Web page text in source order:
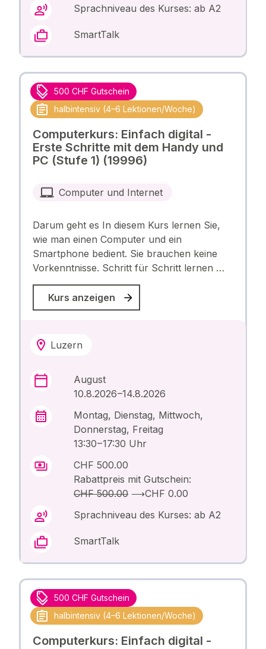
Sprachniveau des Kurses: ab A2
SmartTalk
500 CHF Gutschein
halbintensiv (4–6 Lektionen/Woche)
Computerkurs: Einfach digital -
Erste Schritte mit dem Handy und
PC (Stufe 1) (19996)
Computer und Internet
Darum geht es In diesem Kurs lernen Sie,
wie man einen Computer und ein
Smartphone bedient. Sie brauchen keine
Vorkenntnisse. Schritt für Schritt lernen …
Kurs anzeigen
Luzern
August
10.8.2026 –14.8.2026
Montag, Dienstag, Mittwoch,
Donnerstag, Freitag
13:30 – 17:30 Uhr
CHF 500.00
Rabattpreis mit Gutschein:
CHF 500.00⟶CHF 0.00
Sprachniveau des Kurses: ab A2
SmartTalk
500 CHF Gutschein
halbintensiv (4–6 Lektionen/Woche)
Computerkurs: Einfach digital -